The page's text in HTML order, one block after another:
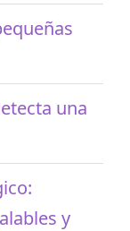
una
y